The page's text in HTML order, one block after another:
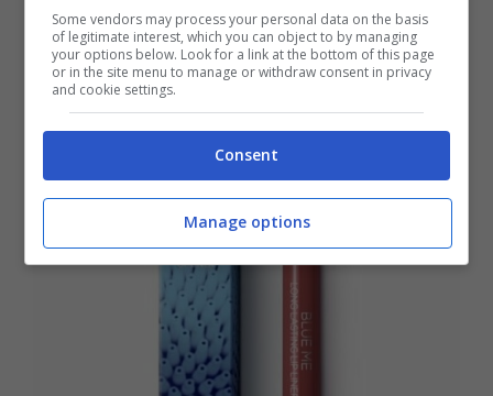
Some vendors may process your personal data on the basis
of legitimate interest, which you can object to by managing
your options below. Look for a link at the bottom of this page
or in the site menu to manage or withdraw consent in privacy
and cookie settings.
Consent
Manage options